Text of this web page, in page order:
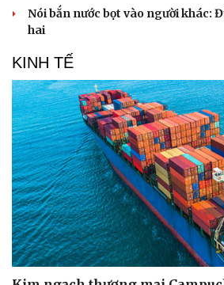
Nói bắn nước bọt vào người khác:
hai
KINH TẾ